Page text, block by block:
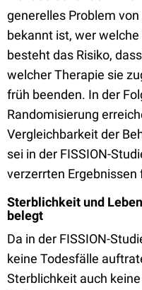
generelles Problem
bekannt ist, wer
besteht das Risiko,
welcher Therapie sie
früh beenden. In der
Randomisierung
Vergleichbarkeit der
sei in der FISSION-
verzerrten Ergebnissen
Sterblichkeit und
belegt
Da in der FISSION-
keine Todesfälle
Sterblichkeit auch